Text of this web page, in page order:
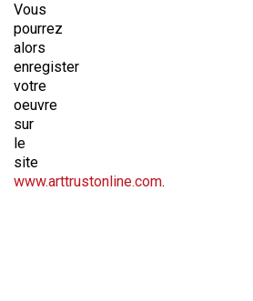
Vous
pourrez
alors
enregister
votre
oeuvre
sur
le
site
www.arttrustonline.com.